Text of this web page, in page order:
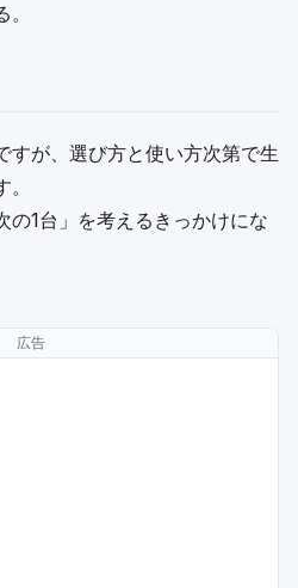
すが、選び方と使い方次第で生
の1台」を考えるきっかけにな
広告